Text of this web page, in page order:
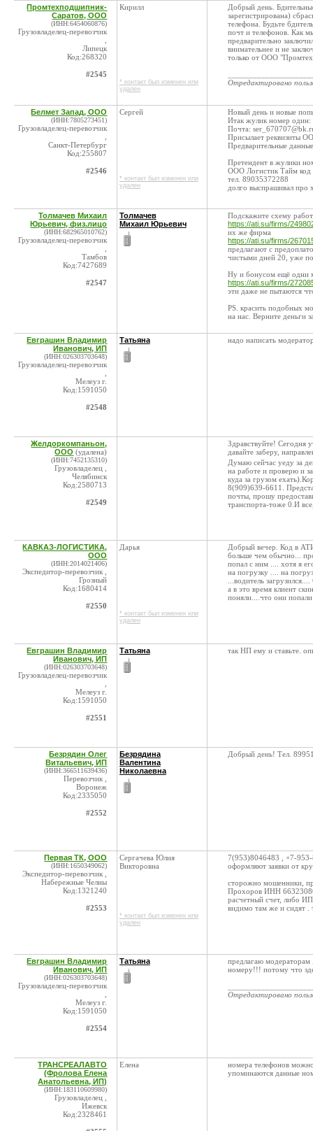
Промтехподшипник-
Саратов, ООО
(ИНН:6454060876)
Грузовладелец-перевозчик
Липецк
Код:268320
#2545
Кирилл
* контакт был изменен или
удален
Добрый день.
зарегистрирована)
телефона. Будьте
почт и телефонов. Как
предварительно
внимательнее и не
только от ООО
Отредактировано
Белмет Запад, ООО
(ИНН:7805273451)
Грузовладелец-перевозчик
Санкт-Петербург
Код:255807
#2546
Сергей
* контакт был изменен или
удален
Новый день и новые
Итак жулик номер один:
Почта:
Присылает реквизиты
Предварительные
Претендент в жулики
ООО Логистик Тайм код
тел. 89035372288
долго выспрашивал про
Толмачев Михаил
Юрьевич, физ.лицо
(ИНН:682965010762)
Грузовладелец-перевозчик
Тамбов
Код:7427689
#2547
Толмачев
Михаил Юрьевич
Подскажите схему
https://ati.su/firms/
их же фирма
https://ati.su/firms/
предлагают с
чистыми дней 20, уже
Ну и бонусом ещё одни
https://ati.su/firms/
эти даже не пытаются
PS. красить подобных
на нас. Верните деньги
Евграшин Владимир
Иванович, ИП
(ИНН:026303703648)
Грузовладелец-перевозчик
Мелеуз г.
Код:1591050
#2548
Татьяна надо написать
Желдоркомпаньон,
ООО (удалена)
(ИНН:7452135310)
Грузовладелец ,
Челябинск
Код:2580713
#2549
Здравствуйте! Сегодня
давайте заберу,
Думаю сейчас уеду за
на работе и проверю и
куда за грузом
8(909)639-6611.
почты, прошу
транспорта-тоже 0.И
КАВКАЗ-ЛОГИСТИКА,
ООО
(ИНН:2014021406)
Экспедитор-перевозчик ,
Грозный
Код:1680414
#2550
Дарья
* контакт был изменен или
удален
Добрый вечер. Код в
больше чем обычно...
попал с ним .... хотя я
на погрузку .... на
...водитель
а в это время клиент
поняли....что они
Евграшин Владимир
Иванович, ИП
(ИНН:026303703648)
Грузовладелец-перевозчик
Мелеуз г.
Код:1591050
#2551
Татьяна так НП ему и ставьте.
Безрядин Олег
Витальевич, ИП
(ИНН:366511639436)
Перевозчик ,
Воронеж
Код:2335050
#2552
Безрядина
Валентина
Николаевна
Добрый день! Тел.
Первая ТК, ООО
(ИНН:1650349062)
Экспедитор-перевозчик ,
Набережные Челны
Код:1321240
#2553
Сергачева Юлия
Викторовна
* контакт был изменен или
удален
7(953)8046483 , +7-
оформляют заявки от
сторожно мошенники,
Прохоров ИНН
расчетный счет, либо
видимо там же и сидят
Евграшин Владимир
Иванович, ИП
(ИНН:026303703648)
Грузовладелец-перевозчик
Мелеуз г.
Код:1591050
#2554
Татьяна
предлагаю
номеру!!! потому что
Отредактировано
ТРАНСРЕАЛАВТО
(Фролова Елена
Анатольевна, ИП)
(ИНН:183110609980)
Грузовладелец ,
Ижевск
Код:2328461
Елена
номера телефонов
упоминаются данные